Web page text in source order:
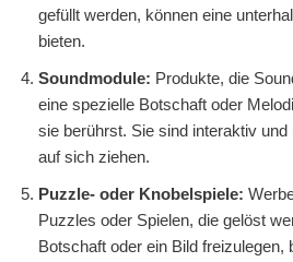
gefüllt werden, können eine
bieten.
Soundmodule: Produkte, die
eine spezielle Botschaft oder
sie berührst. Sie sind interaktiv
auf sich ziehen.
Puzzle- oder Knobelspiele:
Puzzles oder Spielen, die gelöst
Botschaft oder ein Bild freizulegen,